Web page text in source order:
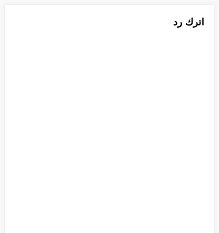
اترك رد